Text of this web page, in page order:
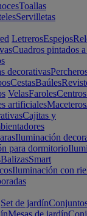
Toallas
Servilletas
LetrerosEspejos
Cuadros pintados
decorativas
CestasBaúles
VelasFaroles
artificialesMaceteros
Cajitas y
Iluminación
para dormitorio
BalizasSmart
Iluminación con
Set de jardín
Mesas de jardín